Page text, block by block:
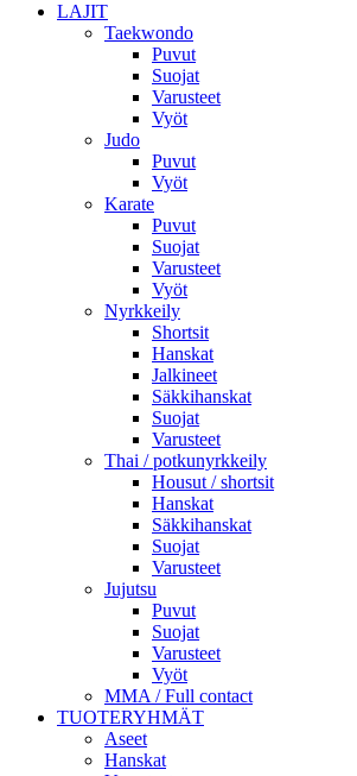
LAJIT
Taekwondo
Puvut
Suojat
Varusteet
Vyöt
Judo
Puvut
Vyöt
Karate
Puvut
Suojat
Varusteet
Vyöt
Nyrkkeily
Shortsit
Hanskat
Jalkineet
Säkkihanskat
Suojat
Varusteet
Thai / potkunyrkkeily
Housut / shortsit
Hanskat
Säkkihanskat
Suojat
Varusteet
Jujutsu
Puvut
Suojat
Varusteet
Vyöt
MMA / Full contact
TUOTERYHMÄT
Aseet
Hanskat